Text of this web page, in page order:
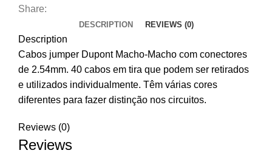
Share:
DESCRIPTION REVIEWS (0)
Description
Cabos jumper Dupont Macho-Macho com conectores
de 2.54mm. 40 cabos em tira que podem ser retirados
e utilizados individualmente. Têm várias cores
diferentes para fazer distinção nos circuitos.
Reviews (0)
Reviews